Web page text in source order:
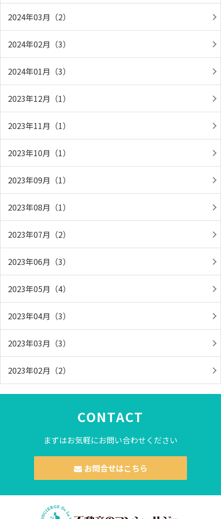
2024年03月（2）
2024年02月（3）
2024年01月（3）
2023年12月（1）
2023年11月（1）
2023年10月（1）
2023年09月（1）
2023年08月（1）
2023年07月（2）
2023年06月（3）
2023年05月（4）
2023年04月（3）
2023年03月（3）
2023年02月（2）
CONTACT
まずはお気軽にお問い合わせください
お問合せはこちら